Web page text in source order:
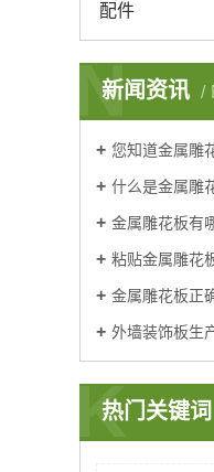
配件
新闻资讯
N
您知道金属雕
什么是金属雕
金属雕花板有
粘贴金属雕花
金属雕花板正
外墙装饰板生产厂
热门关键词
K